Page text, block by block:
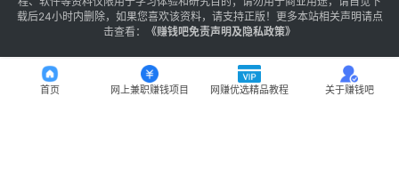
载后24小时内删除，如果您喜欢该资料，请支持正版！更多本站相关声明请点
击查看：
《赚钱吧免责声明及隐私政策》
首页 网上兼职赚钱项目 网赚优选精品教程 关于赚钱吧